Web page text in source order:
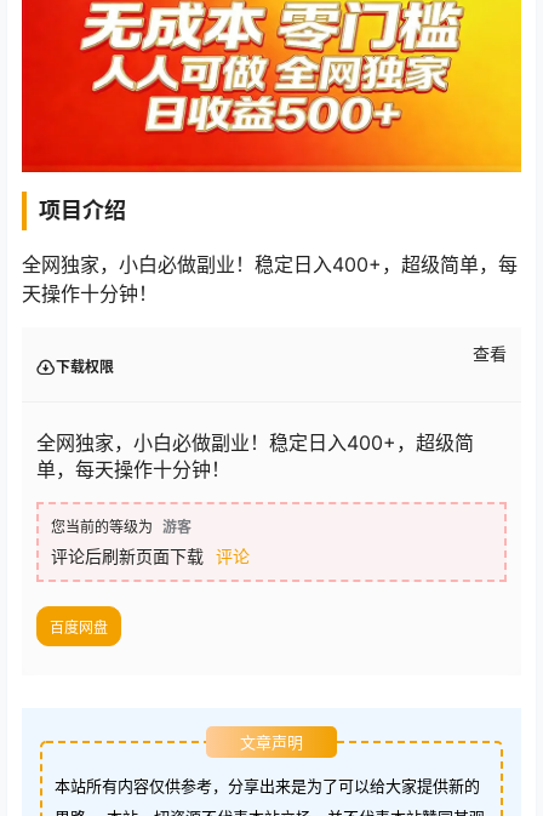
项目介绍
全网独家，小白必做副业！稳定日入400+，超级简单，每
天操作十分钟！
下载权限
查看
全网独家，小白必做副业！稳定日入400+，超级简
单，每天操作十分钟！
您当前的等级为 游客
评论后刷新页面下载 评论
百度网盘
文章声明
本站所有内容仅供参考，分享出来是为了可以给大家提供新的